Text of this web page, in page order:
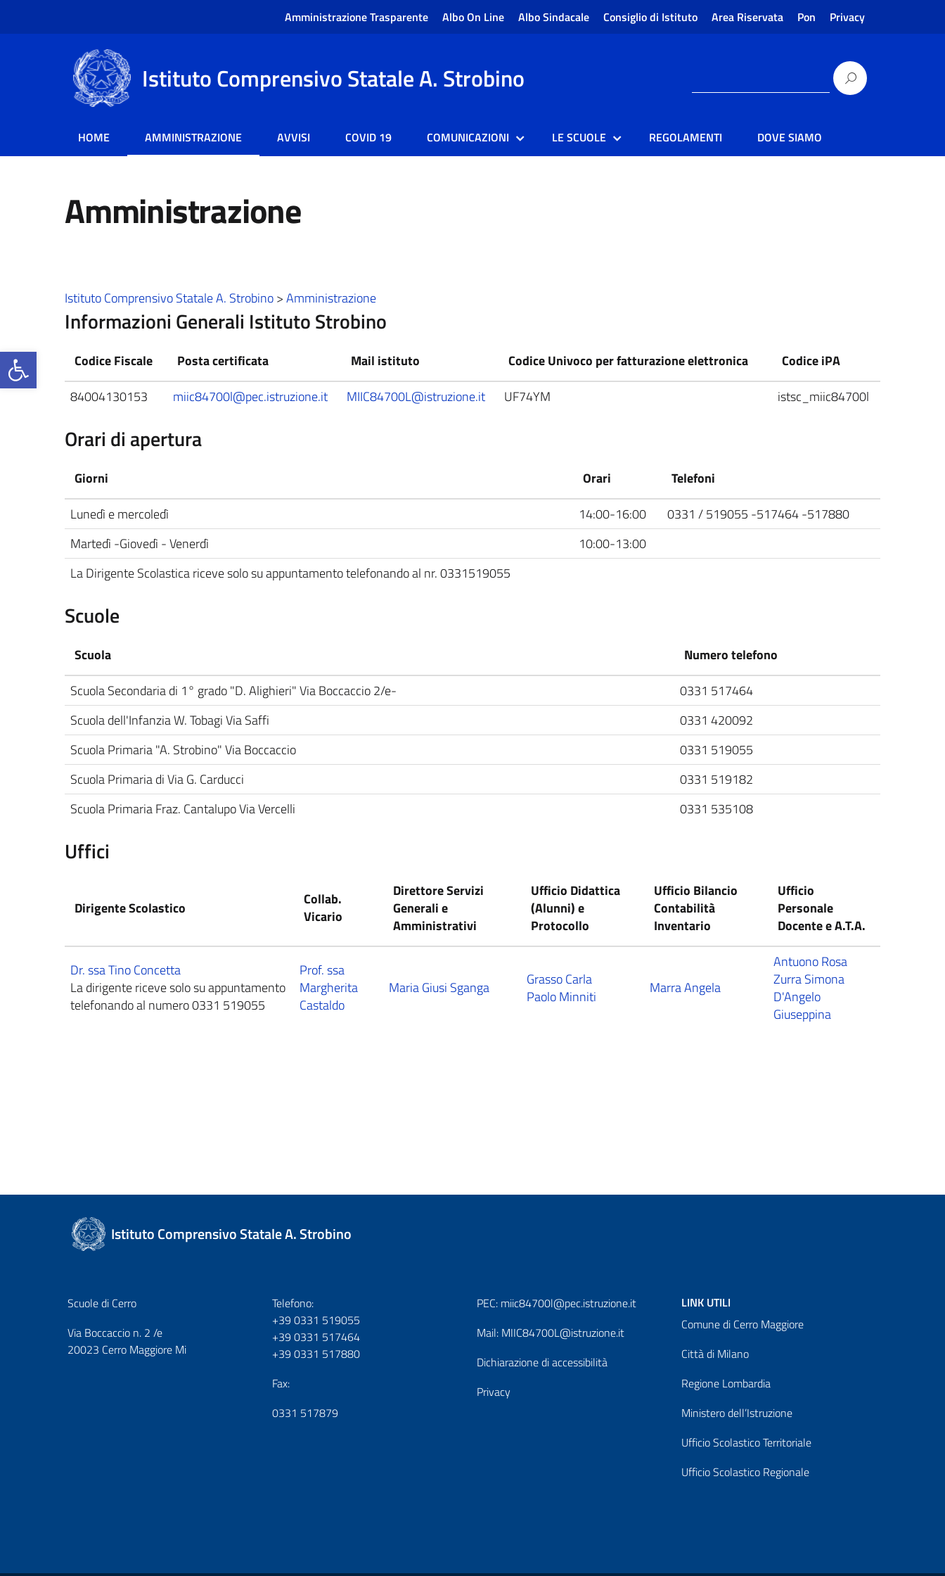
Open toolbar
Amministrazione Trasparente Albo On Line Albo Sindacale Consiglio di Istituto Area Riservata Pon Privacy
Istituto Comprensivo Statale A. Strobino
HOME AMMINISTRAZIONE AVVISI COVID 19 COMUNICAZIONI LE SCUOLE REGOLAMENTI DOVE SIAMO
Amministrazione
Istituto Comprensivo Statale A. Strobino>Amministrazione
Informazioni Generali Istituto Strobino
Codice Fiscale Posta certificata Mail istituto Codice Univoco per fatturazione elettronica
Codice iPA
84004130153
miic84700l@pec.istruzione.it MIIC84700L@istruzione.it UF74YM istsc_miic84700l
Orari di apertura
Giorni Orari
Telefoni
Lunedì e mercoledì
14:00-16:00
0331 / 519055 -517464 -517880
Martedì -Giovedì - Venerdì
10:00-13:00
La Dirigente Scolastica riceve solo su appuntamento telefonando al nr. 0331519055
Scuole
Scuola
Numero telefono
Scuola Secondaria di 1° grado "D. Alighieri" Via Boccaccio 2/e-
0331 517464
Scuola dell'Infanzia W. Tobagi Via Saffi
0331 420092
Scuola Primaria "A. Strobino" Via Boccaccio
0331 519055
Scuola Primaria di Via G. Carducci
0331 519182
Scuola Primaria Fraz. Cantalupo Via Vercelli
0331 535108
Uffici
Dirigente Scolastico
Collab.
Vicario
Direttore Servizi
Generali e
Amministrativi
Ufficio Didattica
(Alunni) e
Protocollo
Ufficio Bilancio
Contabilità
Inventario
Ufficio
Personale
Docente e A.T.A.
Dr. ssa Tino Concetta
La dirigente riceve solo su appuntamento
telefonando al numero 0331 519055
Prof. ssa
Margherita
Castaldo
Maria Giusi Sganga
Grasso Carla
Paolo Minniti
Marra Angela
Antuono Rosa
Zurra Simona
D'Angelo
Giuseppina
Istituto Comprensivo Statale A. Strobino
Scuole di Cerro
Via Boccaccio n. 2 /e
20023 Cerro Maggiore Mi
Telefono:
+39 0331 519055
+39 0331 517464
+39 0331 517880
Fax:
0331 517879
PEC: miic84700l@pec.istruzione.it
Mail: MIIC84700L@istruzione.it
Dichiarazione di accessibilità
Privacy
LINK UTILI
Comune di Cerro Maggiore
Città di Milano
Regione Lombardia
Ministero dell’Istruzione
Ufficio Scolastico Territoriale
Ufficio Scolastico Regionale